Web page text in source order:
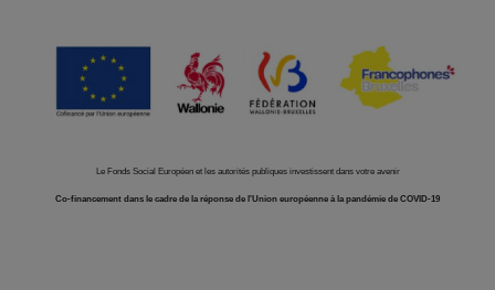
Le Fonds Social Européen et les autorités publiques investissent dans votre avenir
Co-financement dans le cadre de la réponse de l'Union européenne à la pandémie de COVID-19